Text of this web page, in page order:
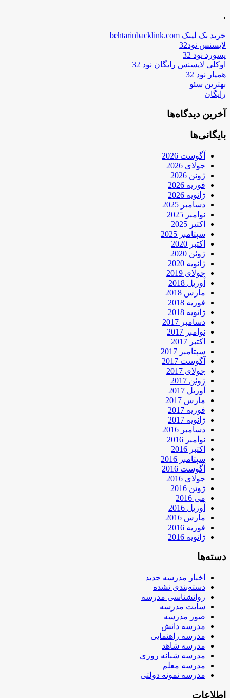
.
خرید بک لینک behtarinbacklink.com
لایسنس نود32
پسورد نود 32
اوکلی لایسنس رایگان نود 32
همیار نود 32
بهترین سئو
رایگان
آخرین دیدگاه‌ها
بایگانی‌ها
آگوست 2026
جولای 2026
ژوئن 2026
فوریه 2026
ژانویه 2026
دسامبر 2025
نوامبر 2025
اکتبر 2025
سپتامبر 2025
اکتبر 2020
ژوئن 2020
ژانویه 2020
جولای 2019
آوریل 2018
مارس 2018
فوریه 2018
ژانویه 2018
دسامبر 2017
نوامبر 2017
اکتبر 2017
سپتامبر 2017
آگوست 2017
جولای 2017
ژوئن 2017
آوریل 2017
مارس 2017
فوریه 2017
ژانویه 2017
دسامبر 2016
نوامبر 2016
اکتبر 2016
سپتامبر 2016
آگوست 2016
جولای 2016
ژوئن 2016
می 2016
آوریل 2016
مارس 2016
فوریه 2016
ژانویه 2016
دسته‌ها
اخبار مدرسه جدید
دسته‌بندی نشده
روانشناسی مدرسه
سایت مدرسه
صور مدرسه
مدرسه دانش
مدرسه راهنمایی
مدرسه شاهد
مدرسه شبانه روزی
مدرسه معلم
مدرسه نمونه دولتی
اطلاعات